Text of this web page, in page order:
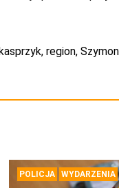
, region,
POLICJA WYDARZENIA